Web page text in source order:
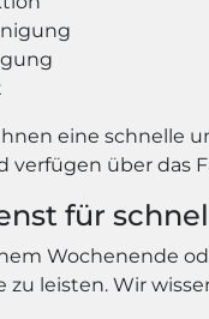
eine schnelle
verfügen über das
für
Wochenende
zu leisten. Wir